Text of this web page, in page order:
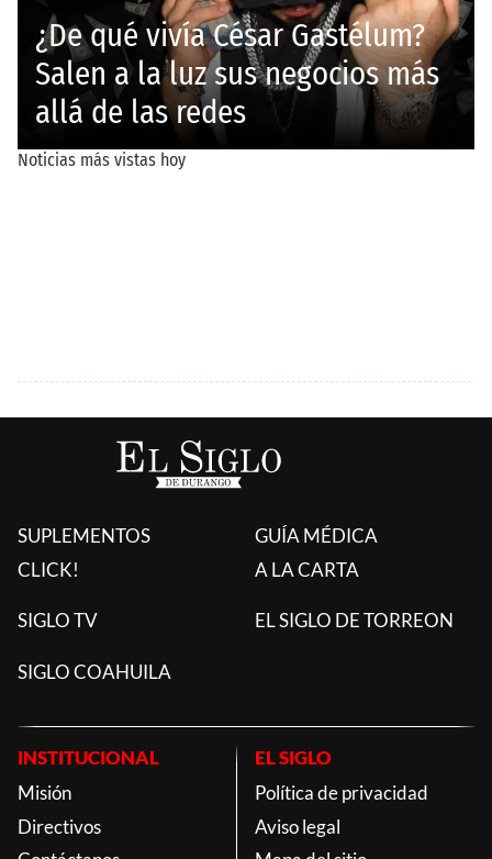
SUPLEMENTOS
CLICK!
GUÍA MÉDICA
A LA CARTA
SIGLO TV EL SIGLO DE TORREON
SIGLO COAHUILA
INSTITUCIONAL
Misión
Directivos
EL SIGLO
Política de privacidad
Aviso legal